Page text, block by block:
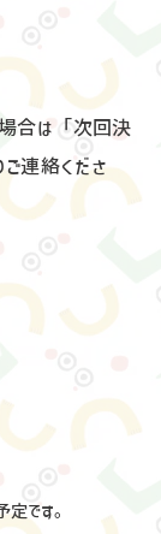
合は「次回決
ご連絡くださ
です。